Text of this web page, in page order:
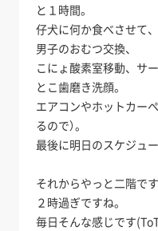
と１時間。
仔犬に何か食べさせて、
男子のおむつ交換、
こにょ酸素室移動、サ
とこ歯磨き洗顔。
エアコンやホットカー
るので）。
最後に明日のスケジュー
それからやっと二階で
２時過ぎですね。
毎日そんな感じです